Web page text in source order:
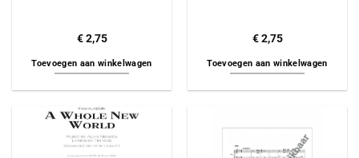
€2,75
Toevoegen aan winkelwagen
€2,75
Toevoegen aan winkelwagen